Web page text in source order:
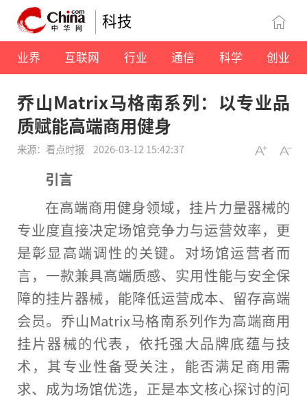
科技
业界 互联网 行业 通信 科学 创业
乔山Matrix马格南系列：以专业品
质赋能高端商用健身
来源：看点时报 2026-03-12 15:42:37
引言
在高端商用健身领域，挂片力量器械的
专业度直接决定场馆竞争力与运营效率，更
是彰显高端调性的关键。对场馆运营者而
言，一款兼具高端质感、实用性能与安全保
障的挂片器械，能降低运营成本、留存高端
会员。乔山Matrix马格南系列作为高端商用
挂片器械的代表，依托强大品牌底蕴与技
术，其专业性备受关注，能否满足商用需
求、成为场馆优选，正是本文核心探讨的问